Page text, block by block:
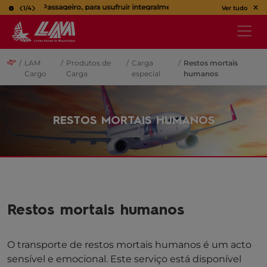
1/4
Caro Passageiro, para usufruir integralmente da sua viagem, utilize o
Ver tudo
/ LAM
Cargo
/ Produtos de
Carga
/ Carga
especial
/ Restos mortais
humanos
RESTOS MORTAIS HUMANOS
Restos mortais humanos
O transporte de restos mortais humanos é um acto
sensível e emocional. Este serviço está disponível